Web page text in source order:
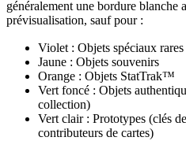
généralement une bordure blanche
prévisualisation, sauf pour :
Violet : Objets spéciaux
Jaune : Objets souvenirs
Orange : Objets StatTrak™
Vert foncé : Objets
collection)
Vert clair : Prototypes (clés
contributeurs de cartes)